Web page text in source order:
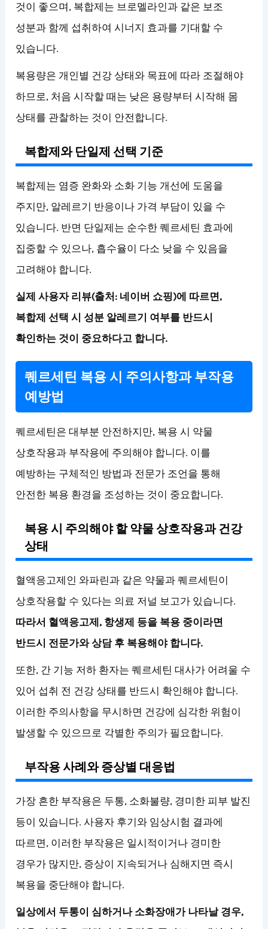
것이 좋으며, 복합제는 브로멜라인과 같은 보조
성분과 함께 섭취하여 시너지 효과를 기대할 수
있습니다.
복용량은 개인별 건강 상태와 목표에 따라 조절해야
하므로, 처음 시작할 때는 낮은 용량부터 시작해 몸
상태를 관찰하는 것이 안전합니다.
복합제와 단일제 선택 기준
복합제는 염증 완화와 소화 기능 개선에 도움을
주지만, 알레르기 반응이나 가격 부담이 있을 수
있습니다. 반면 단일제는 순수한 퀘르세틴 효과에
집중할 수 있으나, 흡수율이 다소 낮을 수 있음을
고려해야 합니다.
실제 사용자 리뷰(출처: 네이버 쇼핑)에 따르면,
복합제 선택 시 성분 알레르기 여부를 반드시
확인하는 것이 중요하다고 합니다.
퀘르세틴 복용 시 주의사항과 부작용
예방법
퀘르세틴은 대부분 안전하지만, 복용 시 약물
상호작용과 부작용에 주의해야 합니다. 이를
예방하는 구체적인 방법과 전문가 조언을 통해
안전한 복용 환경을 조성하는 것이 중요합니다.
복용 시 주의해야 할 약물 상호작용과 건강
상태
혈액응고제인 와파린과 같은 약물과 퀘르세틴이
상호작용할 수 있다는 의료 저널 보고가 있습니다.
따라서 혈액응고제, 항생제 등을 복용 중이라면
반드시 전문가와 상담 후 복용해야 합니다.
또한, 간 기능 저하 환자는 퀘르세틴 대사가 어려울 수
있어 섭취 전 건강 상태를 반드시 확인해야 합니다.
이러한 주의사항을 무시하면 건강에 심각한 위험이
발생할 수 있으므로 각별한 주의가 필요합니다.
부작용 사례와 증상별 대응법
가장 흔한 부작용은 두통, 소화불량, 경미한 피부 발진
등이 있습니다. 사용자 후기와 임상시험 결과에
따르면, 이러한 부작용은 일시적이거나 경미한
경우가 많지만, 증상이 지속되거나 심해지면 즉시
복용을 중단해야 합니다.
일상에서 두통이 심하거나 소화장애가 나타날 경우,